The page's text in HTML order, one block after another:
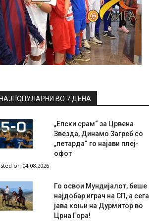
ВО 7 ДЕНА
„Епски срам“ за Црвена
Звезда, Динамо Загреб со
„петарда“ го најави плеј-
офот
on 04.08.2026
Го освои Мундијалот, беше
најдобар играч на СП, а сега
јава коњи на Дурмитор во
Црна Гора!